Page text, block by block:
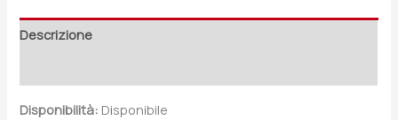
Descrizione
Disponibilità: Disponibile